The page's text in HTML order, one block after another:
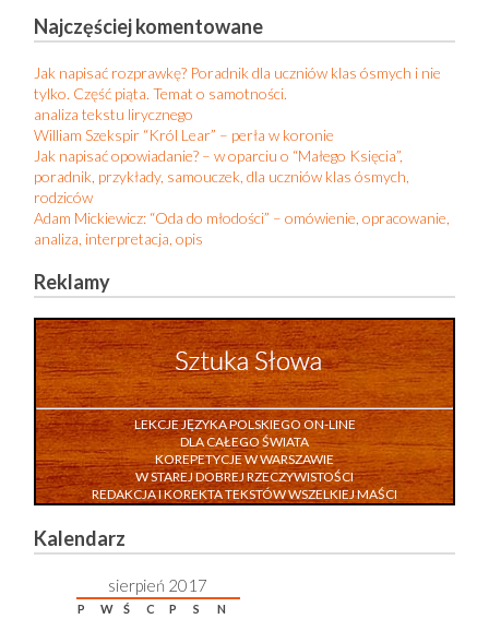
Najczęściej komentowane
Jak napisać rozprawkę? Poradnik dla uczniów klas ósmych i nie
tylko. Część piąta. Temat o samotności.
analiza tekstu lirycznego
William Szekspir “Król Lear” – perła w koronie
Jak napisać opowiadanie? – w oparciu o “Małego Księcia”,
poradnik, przykłady, samouczek, dla uczniów klas ósmych,
rodziców
Adam Mickiewicz: “Oda do młodości” – omówienie, opracowanie,
analiza, interpretacja, opis
Reklamy
LEKCJE JĘZYKA POLSKIEGO ON-LINE
DLA CAŁEGO ŚWIATA
KOREPETYCJE W WARSZAWIE
W STAREJ DOBREJ RZECZYWISTOŚCI
REDAKCJA I KOREKTA TEKSTÓW WSZELKIEJ MAŚCI
Kalendarz
sierpień 2017
P W Ś C P S N